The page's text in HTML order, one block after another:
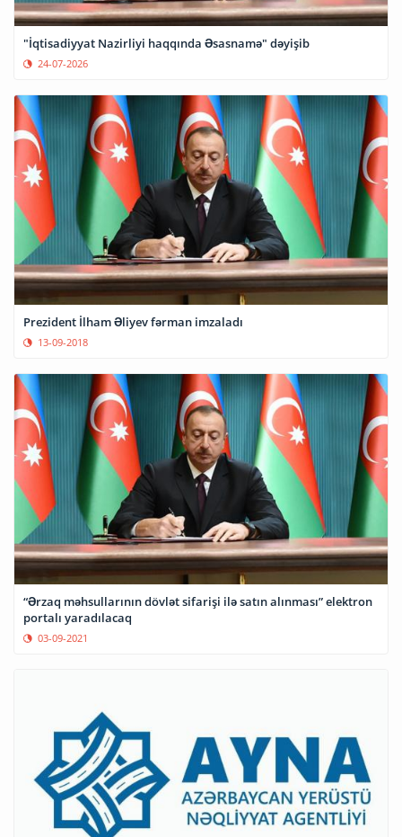
"İqtisadiyyat Nazirliyi haqqında Əsasnamə" dəyişib
24-07-2026
Prezident İlham Əliyev fərman imzaladı
13-09-2018
“Ərzaq məhsullarının dövlət sifarişi ilə satın alınması” elektron
portalı yaradılacaq
03-09-2021